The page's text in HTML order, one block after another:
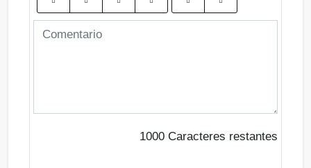
1000 Caracteres restantes